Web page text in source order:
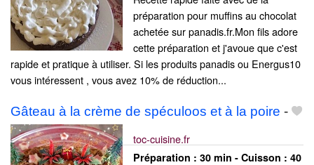
préparation pour muffins au chocolat
achetée sur panadis.fr.Mon fils adore
cette préparation et j'avoue que c'est
rapide et pratique à utiliser. Si les produits panadis ou Energus10
vous intéressent , vous avez 10% de réduction...
Gâteau à la crème de spéculoos et à la poire -
toc-cuisine.fr
Préparation : 30 min - Cuisson : 40